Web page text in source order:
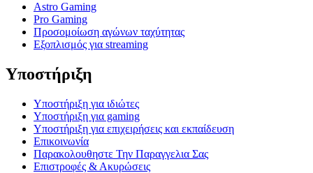
Astro Gaming
Pro Gaming
Προσομοίωση αγώνων ταχύτητας
Εξοπλισμός για streaming
Υποστήριξη
Υποστήριξη για ιδιώτες
Υποστήριξη για gaming
Υποστήριξη για επιχειρήσεις και εκπαίδευση
Επικοινωνία
Παρακολουθηστε Την Παραγγελια Σας
Επιστροφές & Ακυρώσεις